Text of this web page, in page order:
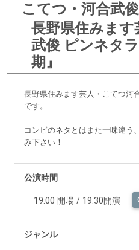
こてつ・河合武俊
長野県住みま
武俊 ピンネタ
期』
長野県住みます芸人・こてつ河
です。
コンビのネタとはまた一味違う
み下さい！
公演時間
19:00 開場 / 19:30開演
ジャンル